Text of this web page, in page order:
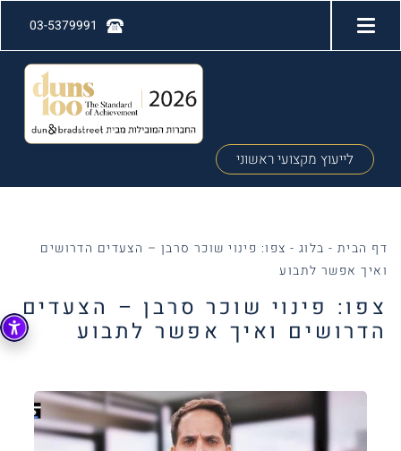
03-5379991
לייעוץ מקצועי ראשוני
דף הבית - בלוג - צפו: פינוי שוכר סרבן – הצעדים הדרושים
ואיך אפשר לתבוע
צפו: פינוי שוכר סרבן – הצעדים
הדרושים ואיך אפשר לתבוע